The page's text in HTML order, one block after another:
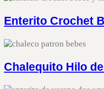
Enterito Crochet
Chalequito Hilo